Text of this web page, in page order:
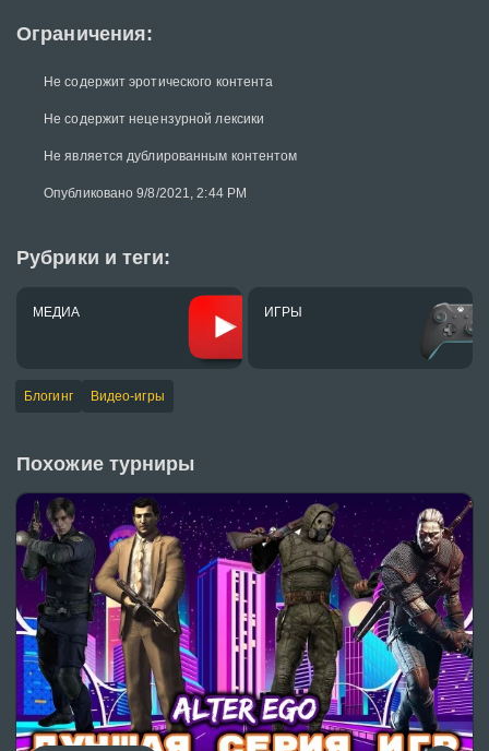
Ограничения:
Не содержит эротического контента
Не содержит нецензурной лексики
Не является дублированным контентом
Опубликовано 9/8/2021, 2:44 PM
Рубрики и теги:
МЕДИА ИГРЫ
Блогинг Видео-игры
Похожие турниры